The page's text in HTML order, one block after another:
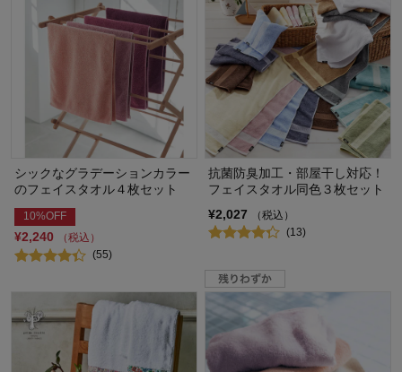
シックなグラデーションカラー
のフェイスタオル４枚セット
10%OFF
¥2,240
（税込）
(55)
抗菌防臭加工・部屋干し対応！
フェイスタオル同色３枚セット
¥2,027
（税込）
(13)